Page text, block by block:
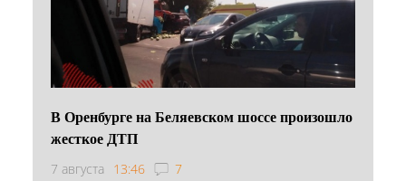
В Оренбурге на Беляевском шоссе произошло
жесткое ДТП
7 августа 13:46 7